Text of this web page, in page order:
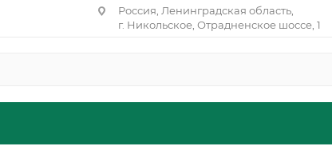
Россия, Ленинградская область,
г. Никольское, Отрадненское шоссе, 1